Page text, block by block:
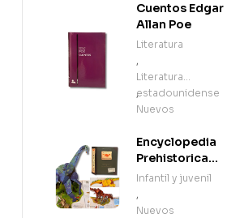
Cuentos Edgar
Allan Poe
Literatura
,
Literatura
estadounidense
,
Nuevos
Encyclopedia
Prehistorica
Dinosaurs: The
Up (en Inglés)
Infantil y juvenil
,
Nuevos